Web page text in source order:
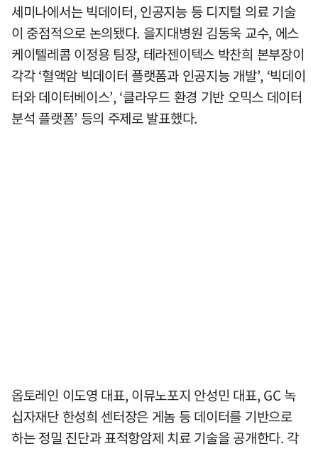
세미나에서는 빅데이터, 인공지능 등 디지털 의료 기술
이 중점적으로 논의됐다. 을지대병원 김동욱 교수, 에스
케이텔레콤 이정용 팀장, 테라젠이텍스 박찬희 본부장이
각각 ‘혈액암 빅데이터 플랫폼과 인공지능 개발’, ‘빅데이
터와 데이터베이스’, ‘클라우드 환경 기반 오믹스 데이터
분석 플랫폼’ 등의 주제로 발표했다.
옵토레인 이도영 대표, 이뮤노포지 안성민 대표, GC 녹
십자재단 한성희 센터장은 게놈 등 데이터를 기반으로
하는 정밀 진단과 표적항암제 치료 기술을 공개한다. 각